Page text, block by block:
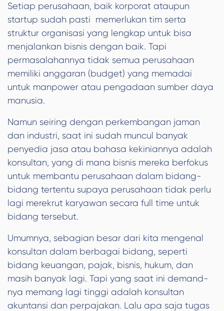
Setiap perusahaan, baik korporat ataupun
startup sudah pasti memerlukan tim serta
struktur organisasi yang lengkap untuk bisa
menjalankan bisnis dengan baik. Tapi
permasalahannya tidak semua perusahaan
memiliki anggaran (budget) yang memadai
untuk manpower atau pengadaan sumber daya
manusia.
Namun seiring dengan perkembangan jaman
dan industri, saat ini sudah muncul banyak
penyedia jasa atau bahasa kekiniannya adalah
konsultan, yang di mana bisnis mereka berfokus
untuk membantu perusahaan dalam bidang-
bidang tertentu supaya perusahaan tidak perlu
lagi merekrut karyawan secara full time untuk
bidang tersebut.
Umumnya, sebagian besar dari kita mengenal
konsultan dalam berbagai bidang, seperti
bidang keuangan, pajak, bisnis, hukum, dan
masih banyak lagi. Tapi yang saat ini demand-
nya memang lagi tinggi adalah konsultan
akuntansi dan perpajakan. Lalu apa saja tugas